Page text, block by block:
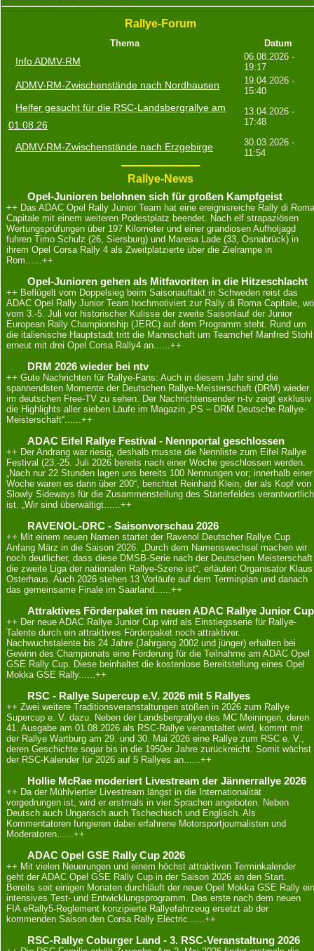
Rallye-Forum
Thema Datum
Info ADMV-RM
06.08.2026 -
19:17
ADMV-RM-Zwischenstände nach Nordhausen
19.04.2026 -
15:40
Helfer gesucht für die RSC-Landsbergrallye am
01.08.26
13.04.2026 -
17:48
ADMV-RM-Zwischenstände nach Erzgebirge
30.03.2026 -
11:54
Rallye-News
Opel-Junioren belohnen sich für großen Kampfgeist
++ Das ADAC Opel Rally Junior Team hat eine ereignisreiche Rally di Roma
Capitale mit einem weiteren Podestplatz beendet. Nach elf strapaziösen
Wertungsprüfungen über 197 Kilometer und einer grandiosen Aufholjagd
fuhren Timo Schulz (26, Siersburg) und Maresa Lade (33, Osnabrück) in
ihrem Opel Corsa Rally 4 als Zweitplatzierte über die Zielrampe in
Rom......++
Opel-Junioren gehen als Mitfavoriten in die Hitzeschlacht
++ Beflügelt vom Doppelsieg beim Saisonauftakt in Schweden reist das
ADAC Opel Rally Junior Team hochmotiviert zur Rally di Roma Capitale, wo
vom 3.-5. Juli vor historischer Kulisse der zweite Saisonlauf der Junior
European Rally Championship (JERC) auf dem Programm steht. Rund um
die italienische Hauptstadt tritt die Mannschaft um Teamchef Manfred Stohl
erneut mit drei Opel Corsa Rally4 an......++
DRM 2026 wieder bei ntv
++ Gute Nachrichten für Rallye-Fans: Auch in diesem Jahr sind die
spannendsten Momente der Deutschen Rallye-Meisterschaft (DRM) wieder
im deutschen Free-TV zu sehen. Der Nachrichtensender n-tv zeigt exklusiv
die Highlights aller sieben Läufe im Magazin „PS – DRM Deutsche Rallye-
Meisterschaft“......++
ADAC Eifel Rallye Festival - Nennportal geschlossen
++ Der Andrang war riesig, deshalb musste die Nennliste zum Eifel Rallye
Festival (23.-25. Juli 2026 bereits nach einer Woche geschlossen werden.
„Nach nur 22 Stunden lagen uns bereits 100 Nennungen vor; innerhalb einer
Woche waren es dann über 200“, berichtet Reinhard Klein, der als Kopf von
Slowly Sideways für die Zusammenstellung des Starterfeldes verantwortlich
ist. „Wir sind überwältigt......++
RAVENOL-DRC - Saisonvorschau 2026
++ Mit einem neuen Namen startet der Ravenol Deutscher Rallye Cup
Anfang März in die Saison 2026. „Durch dem Namenswechsel machen wir
noch deutlicher, dass diese DMSB-Serie nach der Deutschen Meisterschaft
die zweite Liga der nationalen Rallye-Szene ist“, erläutert Organisator Klaus
Osterhaus. Auch 2026 stehen 13 Vorläufe auf dem Terminplan und danach
das gemeinsame Finale im Saarland......++
Attraktives Förderpaket im neuen ADAC Rallye Junior Cup
++ Der neue ADAC Rallye Junior Cup wird als Einstiegsserie für Rallye-
Talente durch ein attraktives Förderpaket noch attraktiver.
Nachwuchstalente bis 24 Jahre (Jahrgang 2002 und jünger) erhalten bei
Gewinn des Championats eine Förderung für die Teilnahme am ADAC Opel
GSE Rally Cup. Diese beinhaltet die kostenlose Bereitstellung eines Opel
Mokka GSE Rally......++
RSC - Rallye Supercup e.V. 2026 mit 5 Rallyes
++ Zwei weitere Traditionsveranstaltungen stoßen in 2026 zum Rallye
Supercup e. V. dazu. Neben der Landsbergrallye des MC Meiningen, deren
41. Ausgabe am 01.08.2026 als RSC‐Rallye veranstaltet wird, kommt mit
der Rallye Wartburg am 29. und 30. Mai 2026 eine Rallye zum RSC e. V.,
deren Geschichte sogar bis in die 1950er Jahre zurückreicht. Somit wächst
der RSC‐Kalender für 2026 auf 5 Rallyes an......++
Hollie McRae moderiert Livestream der Jännerrallye 2026
++ Da der Mühlviertler Livestream längst in die Internationalität
vorgedrungen ist, wird er erstmals in vier Sprachen angeboten. Neben
Deutsch auch Ungarisch auch Tschechisch und Englisch. Als
Kommentatoren fungieren dabei erfahrene Motorsportjournalisten und
Moderatoren......++
ADAC Opel GSE Rally Cup 2026
++ Mit vielen Neuerungen und einem höchst attraktiven Terminkalender
geht der ADAC Opel GSE Rally Cup in der Saison 2026 an den Start.
Bereits seit einigen Monaten durchläuft der neue Opel Mokka GSE Rally ein
intensives Test- und Entwicklungsprogramm. Das erste nach dem neuen
FIA eRally5-Reglement konzipierte Rallyefahrzeug ersetzt ab der
kommenden Saison den Corsa Rally Electric......++
RSC‐Rallye Coburger Land - 3. RSC‐Veranstaltung 2026